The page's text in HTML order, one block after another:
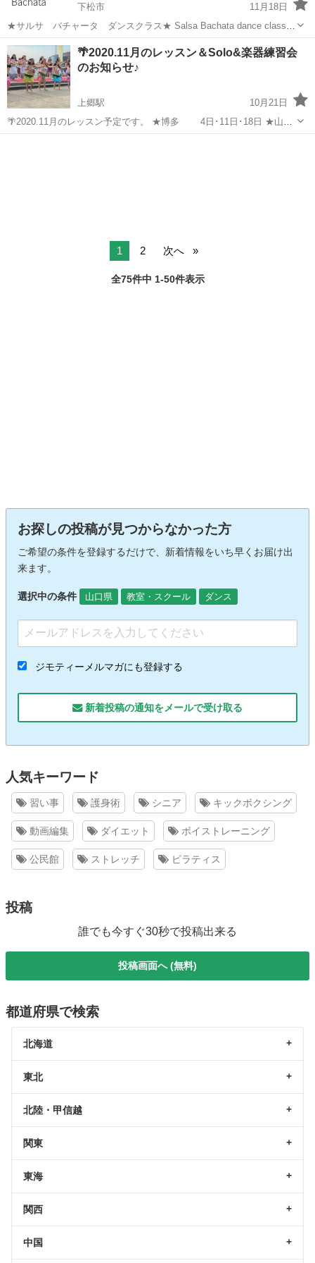
下松市
11月18日
★サルサ バチャータ ダンスクラス★ Salsa Bachata dance class
毎週日曜 19時〜２１時 @中央地区市民センター（周南） 受講費
¥１０００ 基礎から丁寧に指導します♪ 受講...
山口 下松市 サルサダンス
🌴2020.11月のレッスン＆Solo&楽器練習会
のお知らせ♪
上郷駅
10月21日
🌴2020.11月のレッスン予定です。 ★博多 4日･11日･18日 ★山
口･木曜夜 5日･12日･19日(ｽﾃｯﾌﾟｱｯﾌﾟ26日) ★山口･金曜昼 6日･13
1 2 次へ
全75件中 1-50件表示
お探しの投稿が見つからなかった方
ご希望の条件を登録するだけで、新着情報をいち早くお届け出
来ます。
選択中の条件 山口県 教室・スクール ダンス
ジモティーメルマガにも登録する
新着投稿の通知をメールで受け取る
人気キーワード
習い事 護身術 シニア キックボクシング
動画編集 ダイエット ボイストレーニング
公民館 ストレッチ ピラティス
投稿
誰でも今すぐ30秒で投稿出来る
投稿画面へ (無料)
都道府県で検索
北海道
東北
北陸・甲信越
関東
東海
関西
中国